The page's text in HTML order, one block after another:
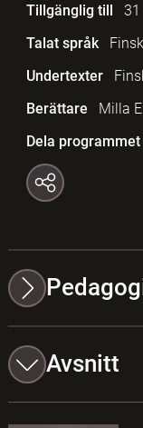
Tillgänglig till
31
Talat språk
Undertexter
Berättare
Milla
Dela programmet
Avsnitt